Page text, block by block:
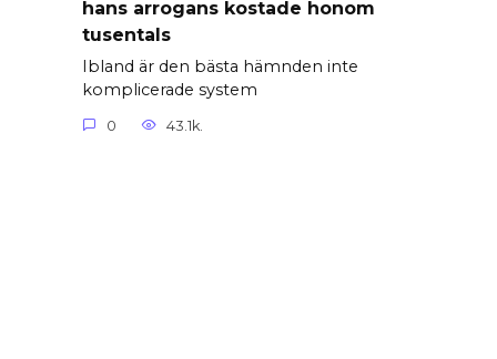
hans arrogans kostade honom
tusentals
Ibland är den bästa hämnden inte
komplicerade system
0 43.1k.